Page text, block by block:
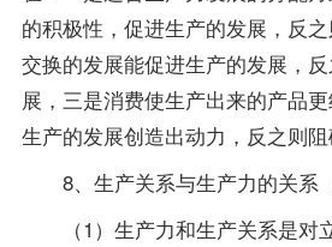
的积极性，促进生产的发展，反
交换的发展能促进生产的发展，
展，三是消费使生产出来的产品
生产的发展创造出动力，反之则阻
8、生产关系与生产力的关系（
（1）生产力和生产关系是对